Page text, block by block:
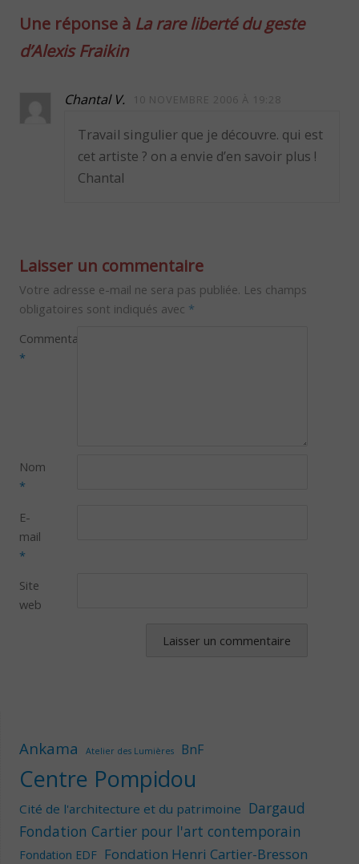
Une réponse à La rare liberté du geste
d’Alexis Fraikin
Chantal V. 10 NOVEMBRE 2006 À 19:28
Travail singulier que je découvre. qui est
cet artiste ? on a envie d’en savoir plus !
Chantal
Laisser un commentaire
Votre adresse e-mail ne sera pas publiée. Les champs
obligatoires sont indiqués avec *
Commentaire
*
Nom
*
E-
mail
*
Site
web
Ankama Atelier des Lumières BnF
Centre Pompidou
Cité de l'architecture et du patrimoine Dargaud
Fondation Cartier pour l'art contemporain
Fondation EDF Fondation Henri Cartier-Bresson